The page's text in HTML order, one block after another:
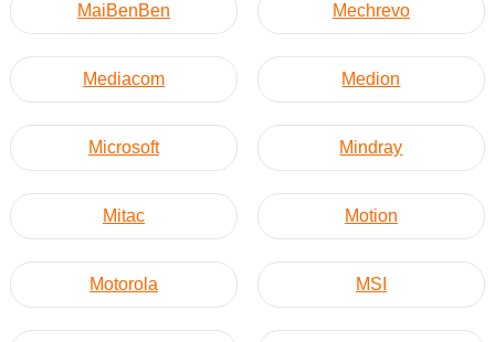
MaiBenBen Mechrevo
Mediacom Medion
Microsoft Mindray
Mitac Motion
Motorola MSI